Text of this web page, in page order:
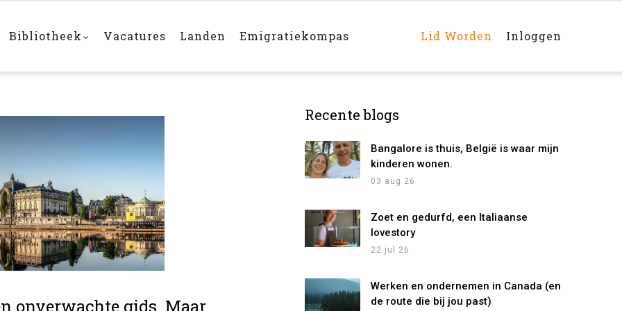
Bibliotheek Vacatures Landen Emigratiekompas
Main
rechts
Lid Worden Inloggen
onverwachte gids. Maar
Recente blogs
Bangalore is thuis, België is waar mijn
kinderen wonen.
03 aug 26
Zoet en gedurfd, een Italiaanse
lovestory
22 jul 26
Werken en ondernemen in Canada (en
de route die bij jou past)